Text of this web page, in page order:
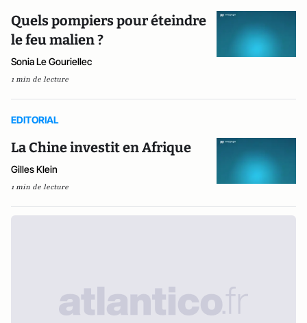
Quels pompiers pour éteindre
le feu malien ?
Sonia Le Gouriellec
1 min de lecture
EDITORIAL
La Chine investit en Afrique
Gilles Klein
1 min de lecture